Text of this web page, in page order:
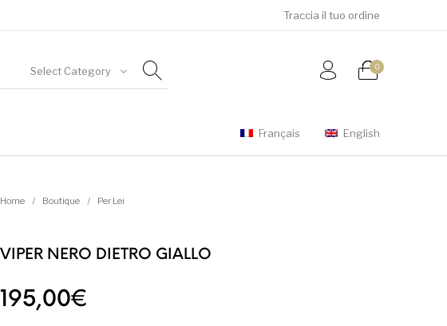
Traccia il tuo ordine
Select Category 0
Français English
Home / Boutique / Per Lei
VIPER NERO DIETRO GIALLO
195,00€